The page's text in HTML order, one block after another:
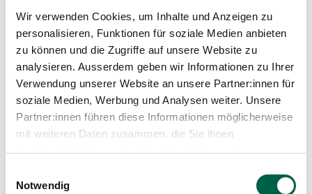
Wir verwenden Cookies, um Inhalte und Anzeigen zu
personalisieren, Funktionen für soziale Medien anbieten
zu können und die Zugriffe auf unsere Website zu
analysieren. Ausserdem geben wir Informationen zu Ihrer
Verwendung unserer Website an unsere Partner:innen für
soziale Medien, Werbung und Analysen weiter. Unsere
Partner:innen führen diese Informationen möglicherweise
mit weiteren Daten zusammen, die Sie ihnen
bereitgestellt haben oder die sie im Rahmen Ihrer
Notwendig
Brustkrebs. Der aktive Weg durch die
Erkrankung
Beck T., Brenneisen I., 2017
erzählen von ihrem Leben nach Brustkreb